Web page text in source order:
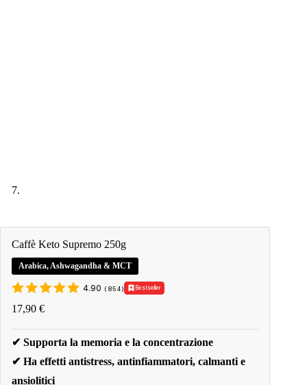
Caffè Keto Supremo 250g
Arabica, Ashwagandha & MCT
4.90 ( 854) Bestseller
17,90 €
✔ Supporta la memoria e la concentrazione
✔ Ha effetti antistress, antinfiammatori, calmanti e
ansiolitici